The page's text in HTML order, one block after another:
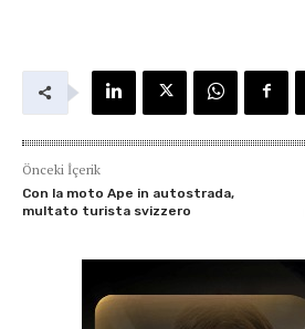
Önceki İçerik
Con la moto Ape in autostrada,
multato turista svizzero